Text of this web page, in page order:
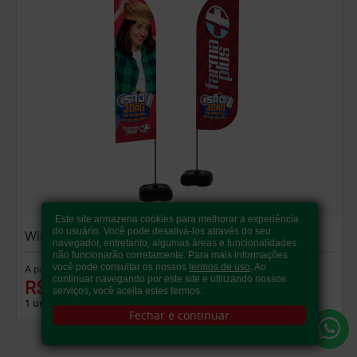
Wind Banner
A partir de:
R$ 208,00
1 un.
Este site armazena cookies para melhorar a experiência
do usuário. Você pode desativá-los através do seu
navegador, entretanto, algumas áreas e funcionalidades
não funcionarão corretamente. Para mais informações
você pode consultar os nossostermos de uso. Ao
continuar navegando por este site e utilizando nossos
serviços, você aceita estes termos.
Fechar e continuar